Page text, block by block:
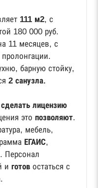
111 м2, с
180 000 руб.
11 месяцев, с
барную стойку,
2 санузла.
лицензию
это позволяют.
мебель,
ЕГАИС,
Персонал
и готов остаться с